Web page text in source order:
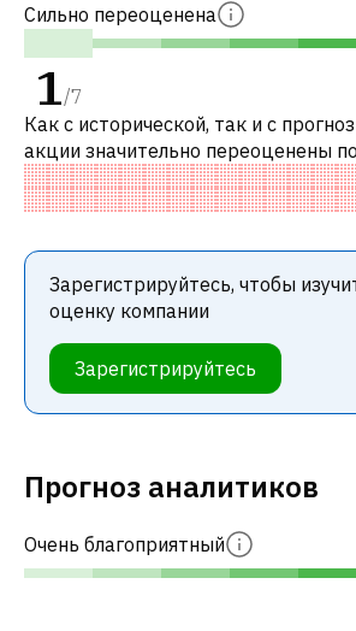
Сильно переоценена
1/7
Как с исторической, так и с
акции значительно переоценены
аналогичными акциями. В
компании разумно оценена по P/E
Зарегистрируйтесь, чтобы
оценку компании
Зарегистрируйтесь
Прогноз аналитиков
Очень благоприятный